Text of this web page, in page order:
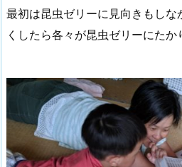
最初は昆虫ゼリーに見向きもしな
くしたら各々が昆虫ゼリーにたか